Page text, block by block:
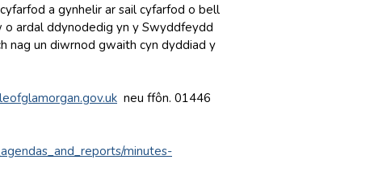
a gynhelir ar sail cyfarfod o bell
ardal ddynodedig yn y Swyddfeydd
nag un diwrnod gwaith cyn dyddiad y
neu ffôn. 01446
minutes-